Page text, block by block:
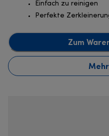
Einfach zu reinigen
Perfekte
Zum